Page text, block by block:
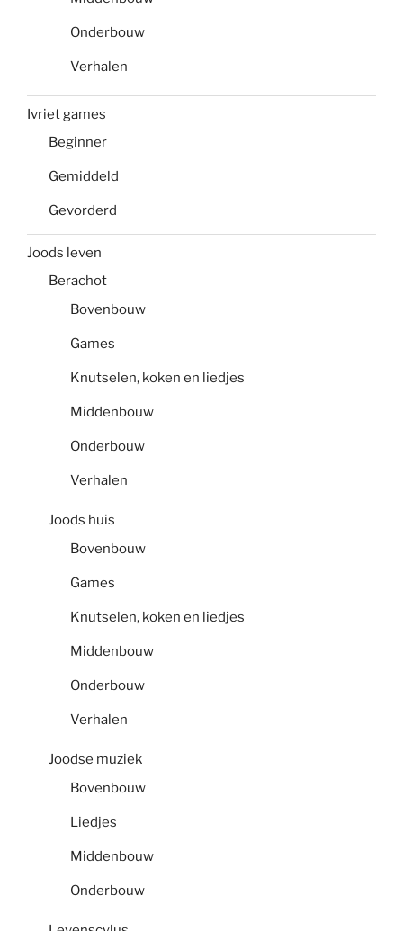
Onderbouw
Verhalen
Ivriet games
Beginner
Gemiddeld
Gevorderd
Joods leven
Berachot
Bovenbouw
Games
Knutselen, koken en liedjes
Middenbouw
Onderbouw
Verhalen
Joods huis
Bovenbouw
Games
Knutselen, koken en liedjes
Middenbouw
Onderbouw
Verhalen
Joodse muziek
Bovenbouw
Liedjes
Middenbouw
Onderbouw